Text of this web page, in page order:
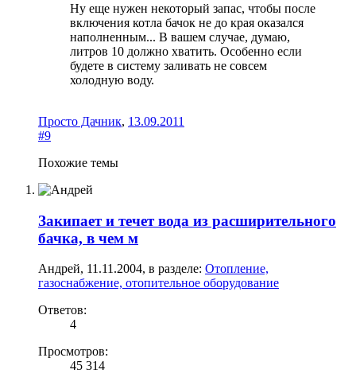
Ну еще нужен некоторый запас, чтобы после
включения котла бачок не до края оказался
наполненным... В вашем случае, думаю,
литров 10 должно хватить. Особенно если
будете в систему заливать не совсем
холодную воду.
Просто Дачник, 13.09.2011
#9
Похожие темы
Закипает и течет вода из расширительного
бачка, в чем м
Андрей, 11.11.2004, в разделе: Отопление,
газоснабжение, отопительное оборудование
Ответов:
4
Просмотров:
45 314